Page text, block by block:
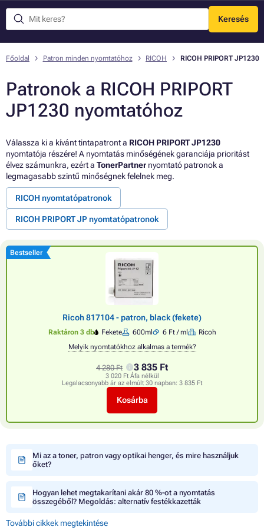
Keresés
Menü
Főoldal Patron minden nyomtatóhoz RICOH RICOH PRIPORT JP1230
Patronok a RICOH PRIPORT
JP1230 nyomtatóhoz
Válassza ki a kívánt tintapatront a RICOH PRIPORT JP1230
nyomtatója részére! A nyomtatás minőségének garanciája prioritást
élvez számunkra, ezért a TonerPartner nyomtató patronok a
legmagasabb szintű minőségnek felelnek meg.
RICOH nyomtatópatronok
RICOH PRIPORT JP nyomtatópatronok
Bestseller
Ricoh 817104 - patron, black (fekete)
Raktáron 3 db Fekete 600ml 6 Ft / ml
Ricoh
Melyik nyomtatókhoz alkalmas a termék?
4 280 Ft 3 835 Ft
3 020 Ft Áfa nélkül
Legalacsonyabb ár az elmúlt 30 napban: 3 835 Ft
Kosárba
Mi az a toner, patron vagy optikai henger, és mire használjuk
őket?
Hogyan lehet megtakarítani akár 80 %-ot a nyomtatás
összegéből? Megoldás: alternatív festékkazetták
További cikkek megtekintése